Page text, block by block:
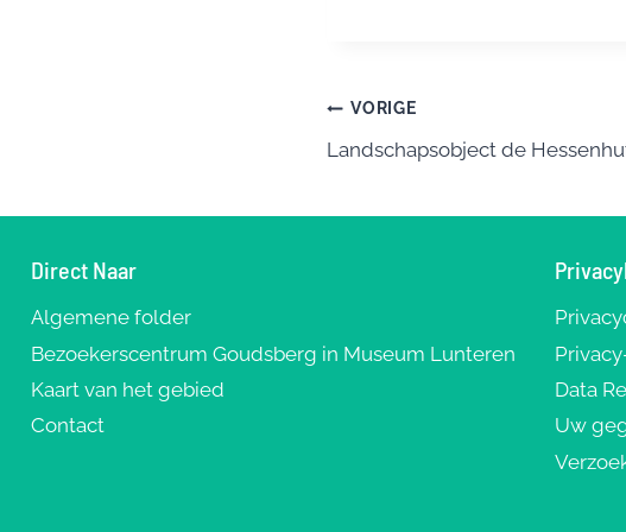
b
o
k
Bericht
navigatie
VORIGE
Landschapsobject de
Direct Naar
Algemene folder
Bezoekerscentrum Goudsberg in Museum Lunteren
Kaart van het gebied
Contact
Data
Uw